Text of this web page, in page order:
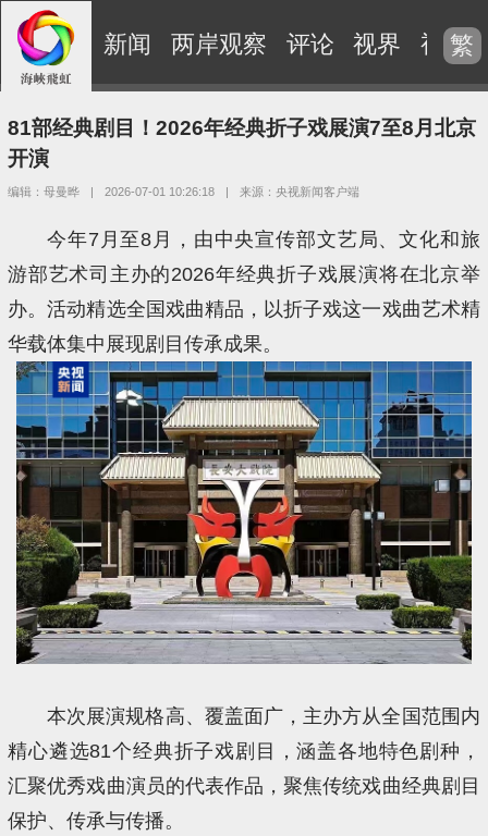
新闻 两岸观察 评论 视界 视频
繁
81部经典剧目！2026年经典折子戏展演7至8月北京
开演
编辑：母曼晔 | 2026-07-01 10:26:18 | 来源：央视新闻客户端
今年7月至8月，由中央宣传部文艺局、文化和旅
游部艺术司主办的2026年经典折子戏展演将在北京举
办。活动精选全国戏曲精品，以折子戏这一戏曲艺术精
华载体集中展现剧目传承成果。
本次展演规格高、覆盖面广，主办方从全国范围内
精心遴选81个经典折子戏剧目，涵盖各地特色剧种，
汇聚优秀戏曲演员的代表作品，聚焦传统戏曲经典剧目
保护、传承与传播。